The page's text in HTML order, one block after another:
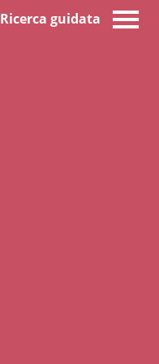
Ricerca guidata